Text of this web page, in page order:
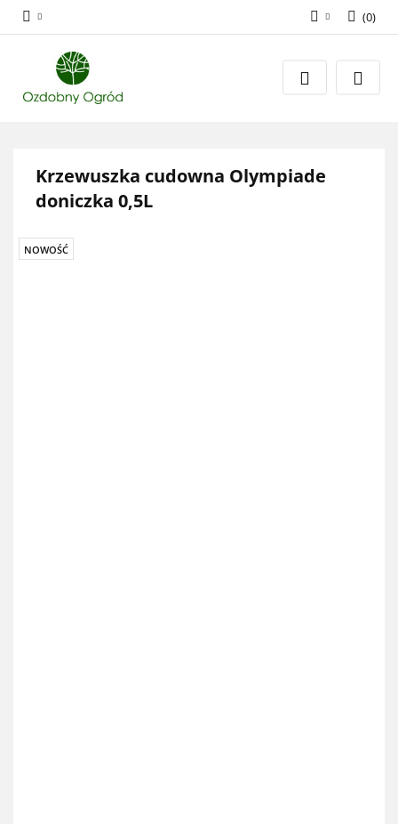
Zaloguj się
Zarejestruj się
(0)
Krzewuszka cudowna Olympiade
doniczka 0,5L
NOWOŚĆ